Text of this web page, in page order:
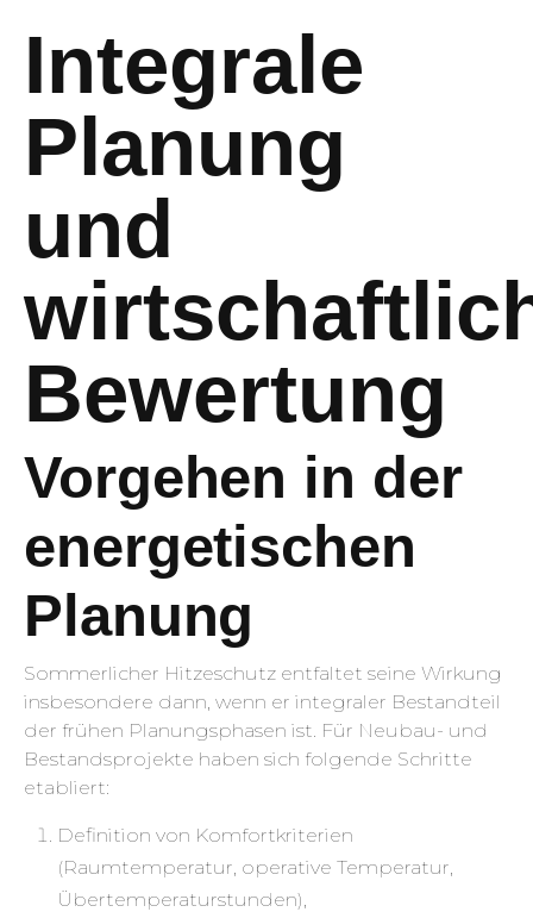
Integrale
Planung
und
Bewertung
Vorgehen in der
energetischen
Planung
Sommerlicher Hitzeschutz entfaltet seine Wirkung
insbesondere dann, wenn er integraler Bestandteil
der frühen Planungsphasen ist. Für Neubau- und
Bestandsprojekte haben sich folgende Schritte
etabliert:
Definition von Komfortkriterien
(Raumtemperatur, operative Temperatur,
Übertemperaturstunden),